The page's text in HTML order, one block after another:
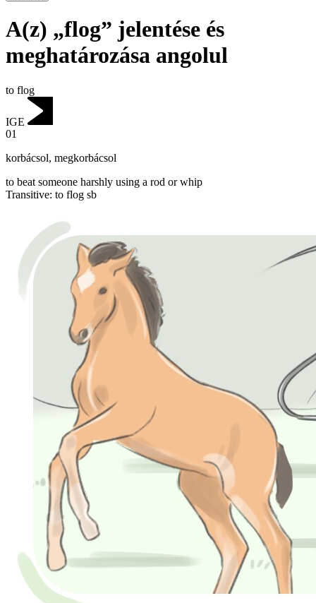
A(z) „flog” jelentése és
meghatározása angolul
to flog
IGE
01
korbácsol, megkorbácsol
to beat someone harshly using a rod or whip
Transitive: to flog sb